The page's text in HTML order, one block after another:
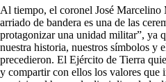
Al tiempo, el coronel José Marcelino
arriado de bandera es una de las
protagonizar una unidad militar”, ya
nuestra historia, nuestros símbolos y
precedieron. El Ejército de Tierra
y compartir con ellos los valores que